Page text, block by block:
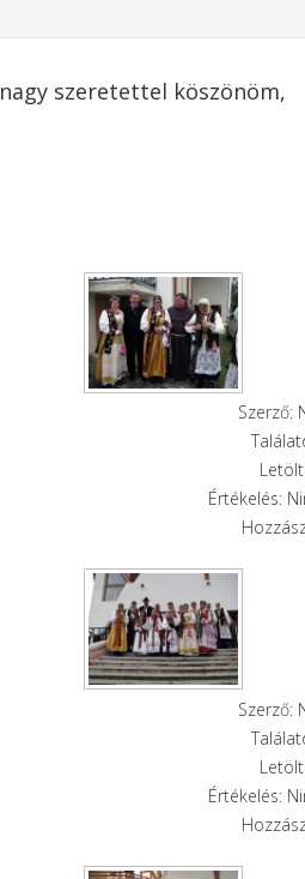
szeretettel köszönöm,
Szerző:
Értékelés:
Szerző:
Értékelés: